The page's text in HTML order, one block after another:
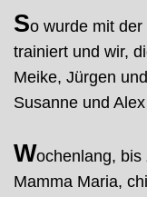
So wurde mit
trainiert und wir,
Meike, Jürgen
Susanne und
Wochenlang, bis
Mamma Maria,